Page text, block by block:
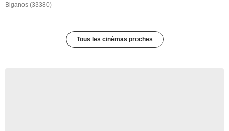
Biganos (33380)
Tous les cinémas proches